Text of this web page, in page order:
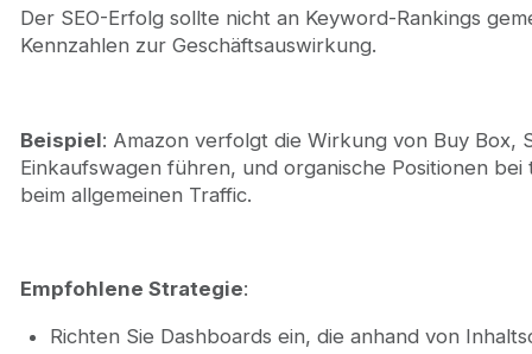
Der SEO-Erfolg sollte nicht an Keyword-Rankings
Kennzahlen zur Geschäftsauswirkung.
Beispiel: Amazon verfolgt die Wirkung von Buy Box,
Einkaufswagen führen, und organische Positionen
beim allgemeinen Traffic.
Empfohlene Strategie:
Richten Sie Dashboards ein, die anhand von